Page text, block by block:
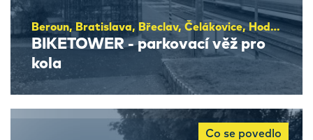
Beroun, Bratislava, Břeclav, Čelákovice, Hodonín, Hradec Králové, Hranice, Jaroměř, Kolín, Litoměřice, Lysá nad Labem, Milovice, Moravská Třebová, Pardubice, Poděbrady, Přerov, Trnava, Trutnov, Třinec
BIKETOWER - parkovací věž pro
kola
Co se povedlo